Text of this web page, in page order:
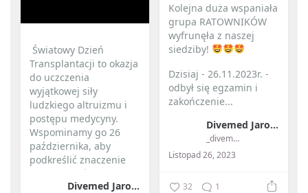
Kolejna duża wspaniała
grupa RATOWNIKÓW
wyfrunęła z naszej
siedziby!
Dzisiaj - 26.11.2023r. -
odbył się egzamin i
zakończenie...
Divemed Jarosław Przybylski
_divemed_
Listopad 26, 2023
32 1
️ Światowy Dzień
Transplantacji to okazja
do uczczenia
wyjątkowej siły
ludzkiego altruizmu i
postępu medycyny. ️
Wspominamy go 26
października, aby
podkreślić znaczenie
przeszczepów...
Divemed Jarosław Przybylski